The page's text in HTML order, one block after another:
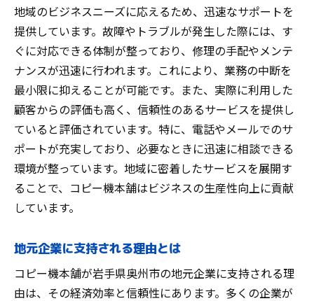
地域のビジネスニーズに応えるため、迅速なサポートを
提供しています。故障やトラブルが発生した際には、す
ぐに対応できる体制が整っており、修理の手配やメンテ
ナンスが迅速に行われます。これにより、業務の中断を
最小限に抑えることが可能です。また、実際に利用した
顧客からの評価も高く、信頼性のあるサービスを提供し
ていると評価されています。特に、電話やメールでのサ
ポートが充実しており、必要なときに迅速に相談できる
環境が整っています。地域に密着したサービスを展開す
ることで、コピー機本舗はビジネスの生産性向上に貢献
しています。
地元企業に支持される理由とは
コピー機本舗が岩手県奥州市の地元企業に支持される理
由は、その経済効率と信頼性にあります。多くの企業が